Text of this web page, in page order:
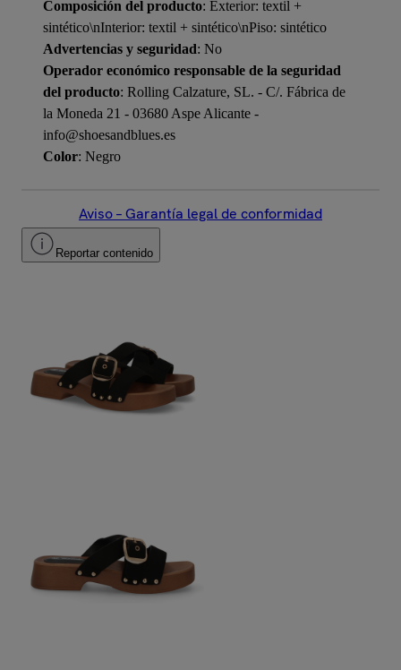
Composición del producto: Exterior: textil +
sintético\nInterior: textil + sintético\nPiso: sintético
Advertencias y seguridad: No
Operador económico responsable de la seguridad
del producto: Rolling Calzature, SL. - C/. Fábrica de
la Moneda 21 - 03680 Aspe Alicante -
info@shoesandblues.es
Color: Negro
Aviso – Garantía legal de conformidad
Reportar contenido